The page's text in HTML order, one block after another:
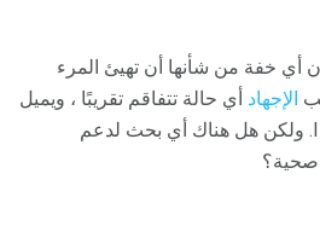
أي خفة من شأنها أن تهيئ المرء
الإجهاد أي حالة تتفاقم تقريبًا ، ويميل
إلى الارتباط بـ IBD. ولكن هل هناك أي بحث لدعم
صحية؟